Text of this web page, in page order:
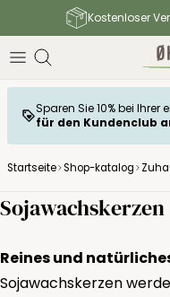
Kostenloser
Sparen Sie 10% bei Ihrer
für den Kundenclub
Startseite Shop-katalog
Sojawachskerzen
Reines und
Sojawachskerzen